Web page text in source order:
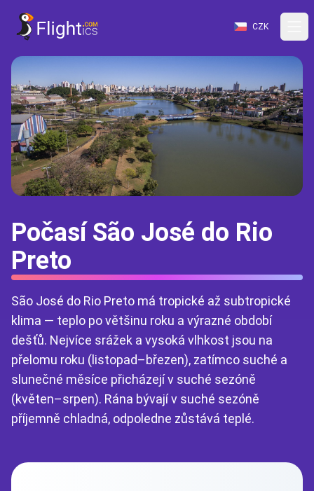
CZK
Počasí São José do Rio
Preto
São José do Rio Preto má tropické až subtropické
klima — teplo po většinu roku a výrazné období
dešťů. Nejvíce srážek a vysoká vlhkost jsou na
přelomu roku (listopad–březen), zatímco suché a
slunečné měsíce přicházejí v suché sezóně
(květen–srpen). Rána bývají v suché sezóně
příjemně chladná, odpoledne zůstává teplé.